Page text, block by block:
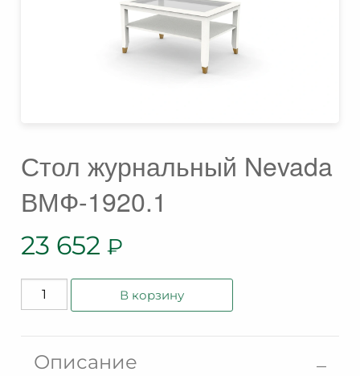
Стол журнальный Nevada
ВМФ-1920.1
23 652 ₽
Количество
товара
Nevada
В корзину
Описание